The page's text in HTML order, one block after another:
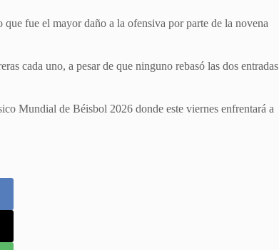
fue el mayor daño a la ofensiva por parte de la novena
cada uno, a pesar de que ninguno rebasó las dos entradas
Mundial de Béisbol 2026 donde este viernes enfrentará a